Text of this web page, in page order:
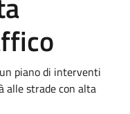
piano di interventi
alle strade con alta